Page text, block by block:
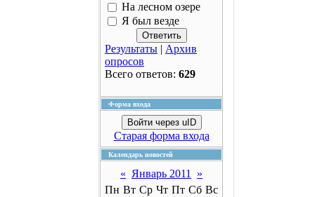
На лесном озере
Я был везде
Результаты | Архив
опросов
Всего ответов: 629
Форма входа
Войти через uID
Старая форма входа
Календарь новостей
« Январь 2011
»
Пн Вт Ср Чт Пт Сб Вс